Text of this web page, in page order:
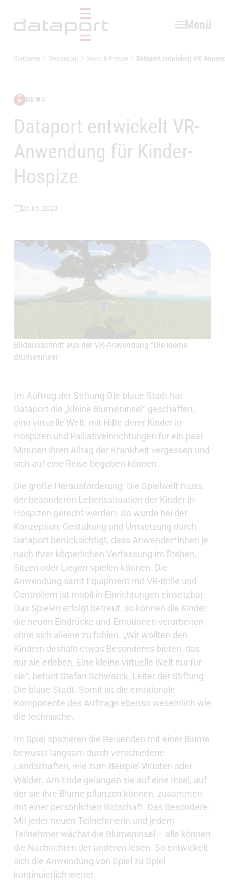
Menü
Startseite Newsroom News & Presse Dataport entwickelt VR-
NEWS
–
Dataport entwickelt VR-
Anwendung für Kinder-
Hospize
25.05.2023
Bildausschnitt aus der VR-Anwendung "Die kleine
Blumeninsel"
Im Auftrag der Stiftung Die blaue Stadt hat
Dataport die „kleine Blumeninsel“ geschaffen,
eine virtuelle Welt, mit Hilfe derer Kinder in
Hospizen und Palliativeinrichtungen für ein paar
Minuten ihren Alltag der Krankheit vergessen und
sich auf eine Reise begeben können.
Die große Herausforderung: Die Spielwelt muss
der besonderen Lebenssituation der Kinder in
Hospizen gerecht werden. So wurde bei der
Konzeption, Gestaltung und Umsetzung durch
Dataport berücksichtigt, dass Anwender*innen je
nach ihrer körperlichen Verfassung im Stehen,
Sitzen oder Liegen spielen können. Die
Anwendung samt Equipment mit VR-Brille und
Controllern ist mobil in Einrichtungen einsetzbar.
Das Spielen erfolgt betreut, so können die Kinder
die neuen Eindrücke und Emotionen verarbeiten
ohne sich alleine zu fühlen. „Wir wollten den
Kindern deshalb etwas Besonderes bieten, das
nur sie erleben. Eine kleine virtuelle Welt nur für
sie“, betont Stefan Schwarck, Leiter der Stiftung
Die blaue Stadt. Somit ist die emotionale
Komponente des Auftrags ebenso wesentlich wie
die technische.
Im Spiel spazieren die Reisenden mit einer Blume
bewusst langsam durch verschiedene
Landschaften, wie zum Beispiel Wüsten oder
Wälder. Am Ende gelangen sie auf eine Insel, auf
der sie ihre Blume pflanzen können, zusammen
mit einer persönlichen Botschaft. Das Besondere:
Mit jeder neuen Teilnehmerin und jedem
Teilnehmer wächst die Blumeninsel – alle können
die Nachrichten der anderen lesen. So entwickelt
sich die Anwendung von Spiel zu Spiel
kontinuierlich weiter.